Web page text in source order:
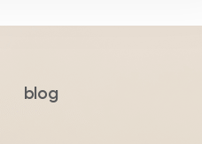
blog